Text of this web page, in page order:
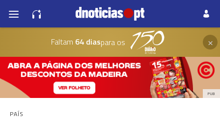
Faltam 64 diaspara os ×
PUB
PAÍS